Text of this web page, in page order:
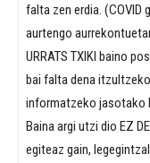
falta zen erdia. (COVID
aurtengo
URRATS TXIKI baino
bai falta dena
informatzeko jasotako
Baina argi utzi dio EZ
egiteaz gain,